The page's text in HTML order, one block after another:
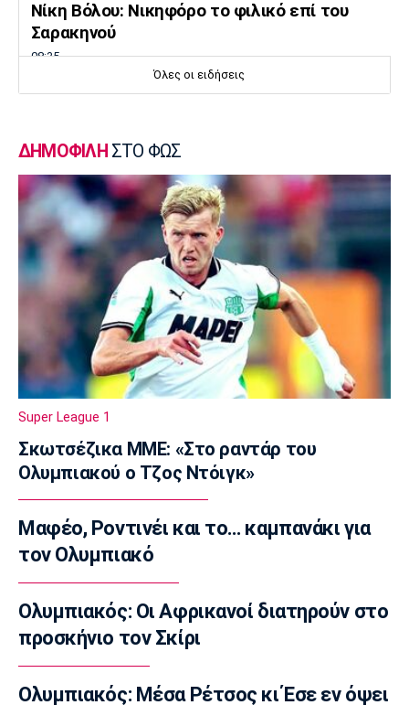
Νίκη Βόλου: Νικηφόρο το φιλικό επί του
Σαρακηνού
08:35
08:20
Super League 1
Ολυμπιακός: Το ενδιαφέρον για Καντιού και
Κάσερες
08:05
Επικαιρότητα
Φωτιές: Πορτοκαλί συναγερμός σε Αττική
και πέντε περιοχές
07:50
Επικαιρότητα
Μηχανή της ΔΙΑΣ συγκρούστηκε με ΙΧ - Δύο
αστυνομικοί τραυματίες
07:35
Αυτοκίνητο
Οι τιμές του Renault Clio
07:20
Επικαιρότητα
Καιρός: Υψηλές θερμοκρασίες σε όλη τη
07:05
Γ Εθνική
Επανεκκίνηση στην Ηλιούπολη
23:57
Όλες οι ειδήσεις
ΔΗΜΟΦΙΛΗ ΣΤΟ ΦΩΣ
Super League 1
Σκωτσέζικα ΜΜΕ: «Στο ραντάρ του
Ολυμπιακού ο Τζος Ντόιγκ»
Μαφέο, Ροντινέι και το… καμπανάκι για
τον Ολυμπιακό
Ολυμπιακός: Οι Αφρικανοί διατηρούν στο
προσκήνιο τον Σκίρι
Ολυμπιακός: Μέσα Ρέτσος κι Έσε εν όψει